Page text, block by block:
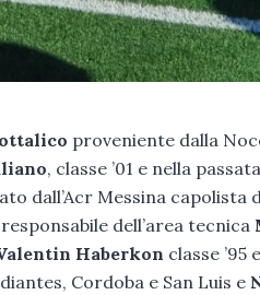
proveniente dalla
, classe ’01 e nella passata
dall’Acr Messina capolista
dell’area tecnica
Haberkon classe ’95
Cordoba e San Luis e